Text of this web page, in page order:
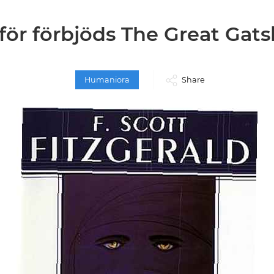
förbjöds The Great
Humaniora Share